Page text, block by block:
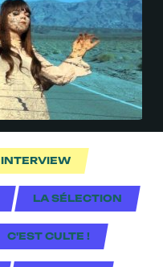
INTERVIEW
LA SÉLECTION
C'EST CULTE !